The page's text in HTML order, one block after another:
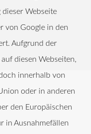
Webseite
von Google in den
Aufgrund der
diesen Webseiten,
innerhalb von
oder in anderen
den Europäischen
in Ausnahmefällen